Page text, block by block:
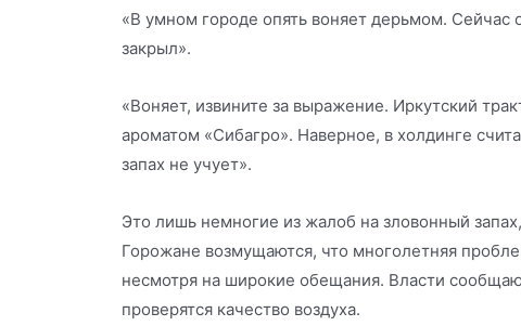
«В умном городе опять воняет дерьмом. Сейчас
закрыл».
«Воняет, извините за выражение. Иркутский
ароматом «Сибагро». Наверное, в холдинге
запах не учует».
Это лишь немногие из жалоб на зловонный
Горожане возмущаются, что многолетняя
несмотря на широкие обещания. Власти
проверятся качество воздуха.